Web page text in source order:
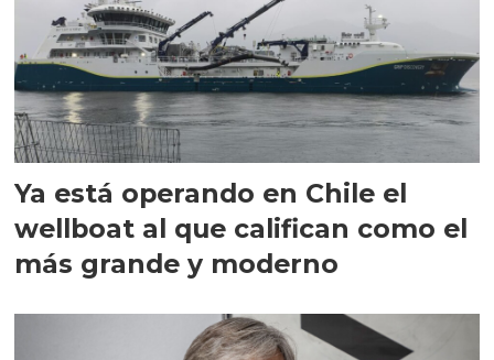
Ya está operando en Chile el
wellboat al que califican como el
más grande y moderno